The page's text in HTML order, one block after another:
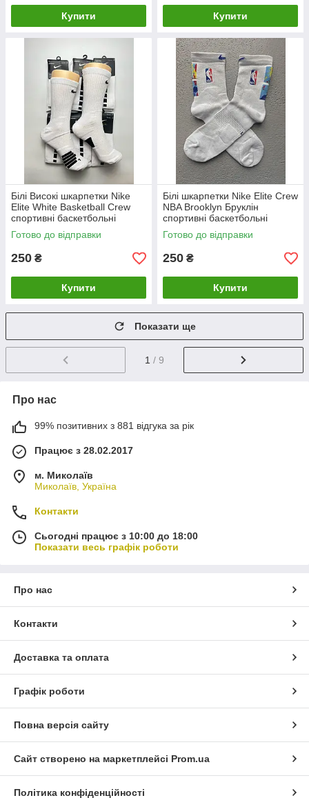
Купити Купити
Білі Високі шкарпетки Nike
Elite White Basketball Crew
спортивні баскетбольні
Готово до відправки
250 ₴
Купити
Білі шкарпетки Nike Elite Crew
NBA Brooklyn Бруклін
спортивні баскетбольні
Готово до відправки
250 ₴
Купити
Показати ще
1 / 9
Про нас
99% позитивних з 881 відгука за рік
Працює з 28.02.2017
м. Миколаїв
Миколаїв, Україна
Контакти
Сьогодні працює з 10:00 до 18:00
Показати весь графік роботи
Про нас
Контакти
Доставка та оплата
Графік роботи
Повна версія сайту
Сайт створено на маркетплейсі Prom.ua
Політика конфіденційності